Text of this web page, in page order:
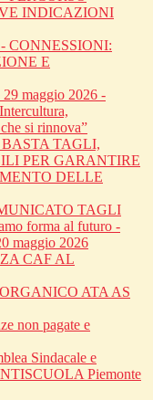
INDICAZIONI
CONNESSIONI:
E
maggio 2026 -
si rinnova”
TAGLI,
PER GARANTIRE
DELLE
TAGLI
forma al futuro -
maggio 2026
CAF AL
ATA AS
non pagate e
Sindacale e
Piemonte